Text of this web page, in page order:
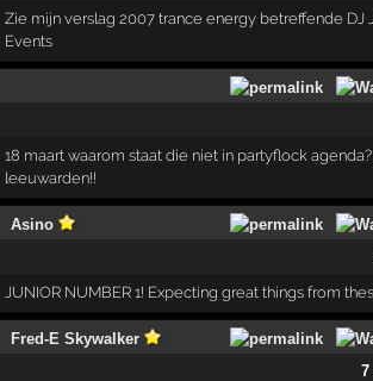
Zie mijn verslag 2007 trance energy betreffende DJ
Events
18 maart waarom staat die niet in partyflock
leeuwarden!!
Asino
JUNIOR NUMBER 1! Expecting great things from
Fred-E Skywalker
7